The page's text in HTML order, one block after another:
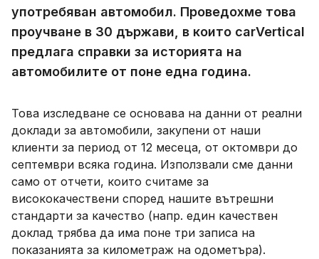
употребяван автомобил. Проведохме това
проучване в 30 държави, в които carVertical
предлага справки за историята на
автомобилите от поне една година.
Това изследване се основава на данни от реални
доклади за автомобили, закупени от наши
клиенти за период от 12 месеца, от октомври до
септември всяка година. Използвали сме данни
само от отчети, които считаме за
висококачествени според нашите вътрешни
стандарти за качество (напр. един качествен
доклад трябва да има поне три записа на
показанията за километраж на одометъра).